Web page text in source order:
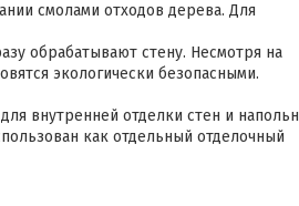
смолами отходов дерева. Для
обрабатывают стену. Несмотря на
экологически безопасными.
внутренней отделки стен и
как отдельный отделочный